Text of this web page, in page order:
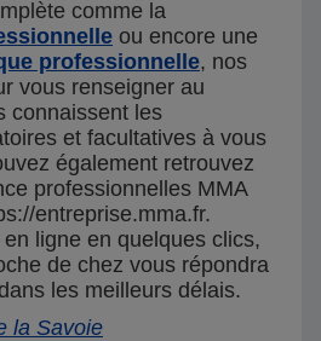
comme la
ou encore une
professionnelle, nos
vous renseigner au
connaissent les
et facultatives à vous
également retrouvez
professionnelles MMA
entreprise.mma.fr.
ligne en quelques clics,
de chez vous répondra
les meilleurs délais.
la Savoie